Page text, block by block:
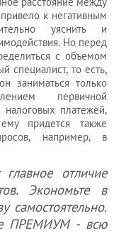
к негативным
уяснить и
Но перед
с объемом
специалист, то есть,
заниматься только
первичной
налоговых платежей,
придется также
например, в
отличие
Экономьте в
самостоятельно.
ПРЕМИУМ - всю